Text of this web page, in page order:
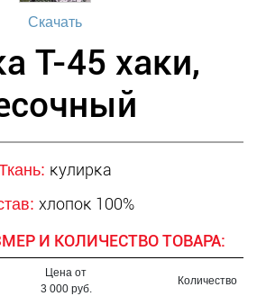
Скачать
Т-45 хаки,
кулирка
хлопок 100%
И КОЛИЧЕСТВО ТОВАРА:
Цена от
3 000 руб.
Количество